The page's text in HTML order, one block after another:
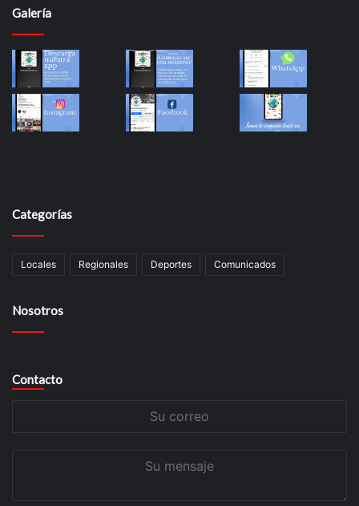
Galería
Categorías
Locales Regionales Deportes Comunicados
Nosotros
Contacto